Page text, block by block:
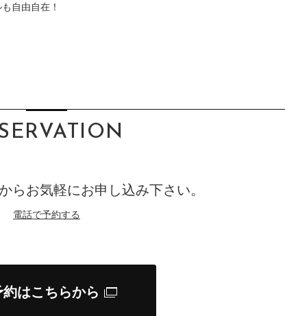
自由自在！
らお気軽にお申し込み下さい。
電話で予約する
約はこちらから